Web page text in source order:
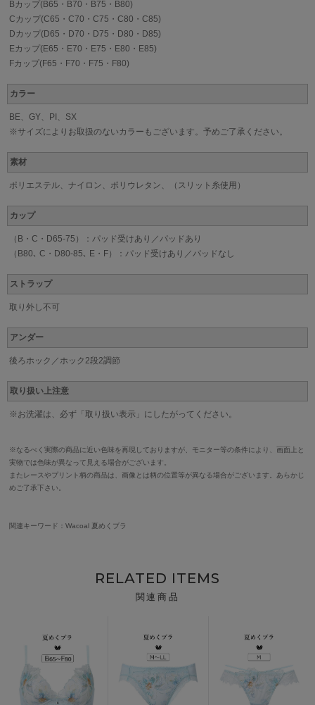
Bカップ(B65・B70・B75・B80)
Cカップ(C65・C70・C75・C80・C85)
Dカップ(D65・D70・D75・D80・D85)
Eカップ(E65・E70・E75・E80・E85)
Fカップ(F65・F70・F75・F80)
カラー
BE、GY、PI、SX
※サイズによりお取扱のないカラーもございます。予めご了承ください。
素材
ポリエステル、ナイロン、ポリウレタン、（スリット糸使用）
カップ
（B・C・D65-75）：パッド受けあり／パッドあり
（B80､ C・D80-85､ E・F）：パッド受けあり／パッドなし
ストラップ
取り外し不可
アンダー
後ろホック／ホック2段2調節
取り扱い上注意
※お洗濯は、必ず「取り扱い表示」にしたがってください。
※なるべく実際の商品に近い色味を再現しておりますが、モニター等の条件により、画面上と
実物では色味が異なって見える場合がございます。
またレースやプリント柄の商品は、画像とは柄の位置等が異なる場合がございます。あらかじ
めご了承下さい。
関連キーワード：Wacoal 夏めくブラ
RELATED ITEMS
関連商品